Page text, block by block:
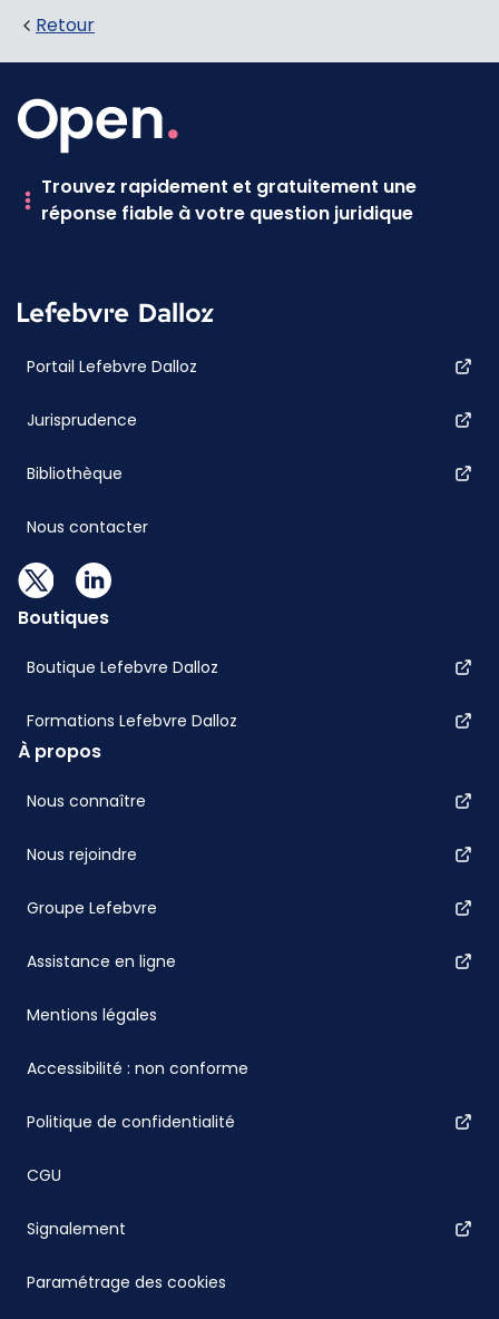
Retour
Trouvez rapidement et gratuitement une
réponse fiable à votre question juridique
Portail Lefebvre Dalloz
Jurisprudence
Bibliothèque
Nous contacter
Boutiques
Boutique Lefebvre Dalloz
Formations Lefebvre Dalloz
À propos
Nous connaître
Nous rejoindre
Groupe Lefebvre
Assistance en ligne
Mentions légales
Accessibilité : non conforme
Politique de confidentialité
CGU
Signalement
Paramétrage des cookies